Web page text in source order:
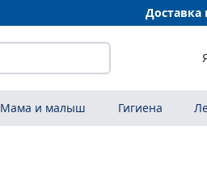
Доставка
Мама и малыш Гигиена